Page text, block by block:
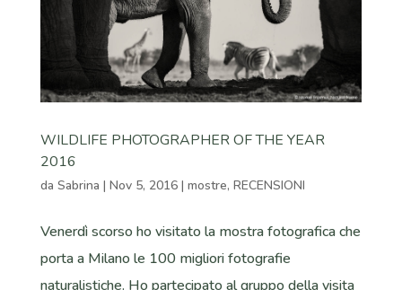
WILDLIFE PHOTOGRAPHER OF THE YEAR
2016
da Sabrina | Nov 5, 2016| mostre, RECENSIONI
Venerdì scorso ho visitato la mostra fotografica che
porta a Milano le 100 migliori fotografie
naturalistiche. Ho partecipato al gruppo della visita